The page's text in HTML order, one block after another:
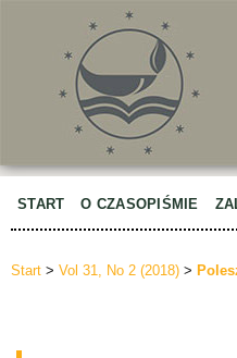
START O CZASOPIŚMIE
Start > Vol 31, No 2 (2018) >